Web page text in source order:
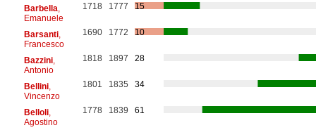
Barbella
Emanuele
1718 1777 15
Barsanti,
Francesco
1690 1772 10
Bazzini,
Antonio
1818 1897 28
Bellini,
Vincenzo
1801 1835 34
Belloli,
Agostino
1778 1839 61